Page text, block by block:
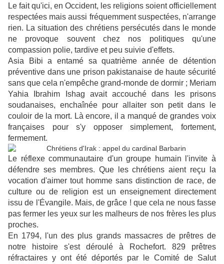
Le fait qu'ici, en Occident, les religions soient officiellement
respectées mais aussi fréquemment suspectées, n'arrange
rien. La situation des chrétiens persécutés dans le monde
ne provoque souvent chez nos politiques qu'une
compassion polie, tardive et peu suivie d'effets.
Asia Bibi a entamé sa quatrième année de détention
préventive dans une prison pakistanaise de haute sécurité
sans que cela n'empêche grand-monde de dormir ; Meriam
Yahia Ibrahim Ishag avait accouché dans les prisons
soudanaises, enchaînée pour allaiter son petit dans le
couloir de la mort. Là encore, il a manqué de grandes voix
françaises pour s'y opposer simplement, fortement,
fermement.
Le réflexe communautaire d'un groupe humain l'invite à
défendre ses membres. Que les chrétiens aient reçu la
vocation d'aimer tout homme sans distinction de race, de
culture ou de religion est un enseignement directement
issu de l'Évangile. Mais, de grâce ! que cela ne nous fasse
pas fermer les yeux sur les malheurs de nos frères les plus
proches.
En 1794, l'un des plus grands massacres de prêtres de
notre histoire s'est déroulé à Rochefort. 829 prêtres
réfractaires y ont été déportés par le Comité de Salut